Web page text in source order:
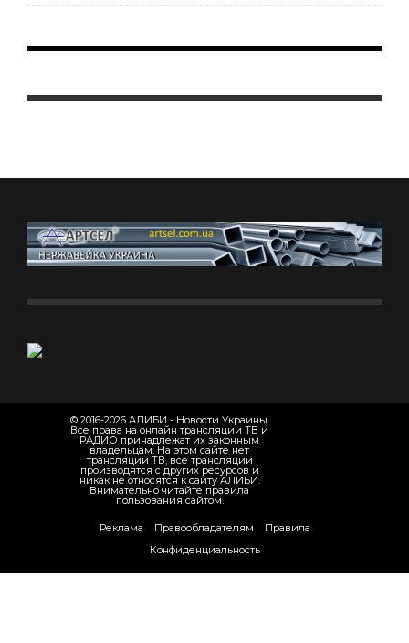
© 2016-2026 АЛИБИ - Новости Украины.
Все права на онлайн трансляции ТВ и
РАДИО принадлежат их законным
владельцам. На этом сайте нет
трансляции ТВ, все трансляции
производятся с других ресурсов и
никак не относятся к сайту АЛИБИ.
Внимательно читайте правила
пользования сайтом.
Реклама Правообладателям
Правила
Конфиденциальность